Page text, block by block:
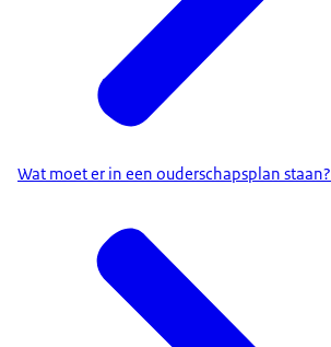
Wat moet er in een ouderschapsplan staan?